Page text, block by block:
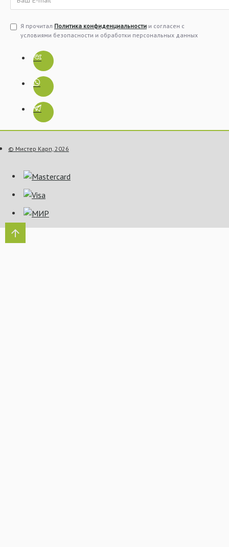
Я прочитал Политика конфиденциальности и согласен с
условиями безопасности и обработки персональных данных
© Мистер Карп, 2026